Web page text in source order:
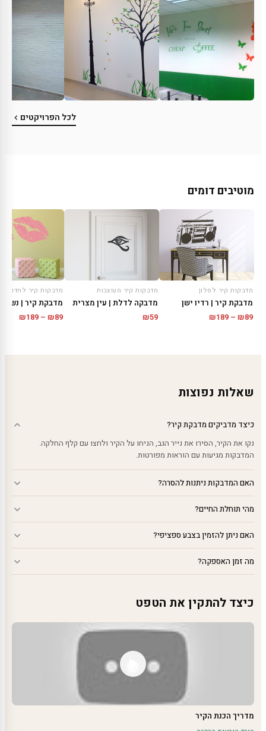
לכל הפרויקטים
מוטיבים דומים
מדבקות קיר לסלון
מדבקת קיר | רדיו ישן
₪89
–
₪189
מדבקות קיר מעוצבות
מדבקה לדלת | עין מצרית
₪59
מדבקות קיר לחדר
מדבקת קיר |
₪89
–
₪189
שאלות נפוצות
כיצד מדביקים מדבקת קיר?
נקו את הקיר, הסירו את נייר הגב, הניחו על הקיר ולחצו עם קלף החלקה.
המדבקות מגיעות עם הוראות מפורטות.
האם המדבקות ניתנות להסרה?
מהי תוחלת החיים?
האם ניתן להזמין בצבע ספציפי?
מה זמן האספקה?
כיצד להתקין את הטפט
מדריך הכנת הקיר